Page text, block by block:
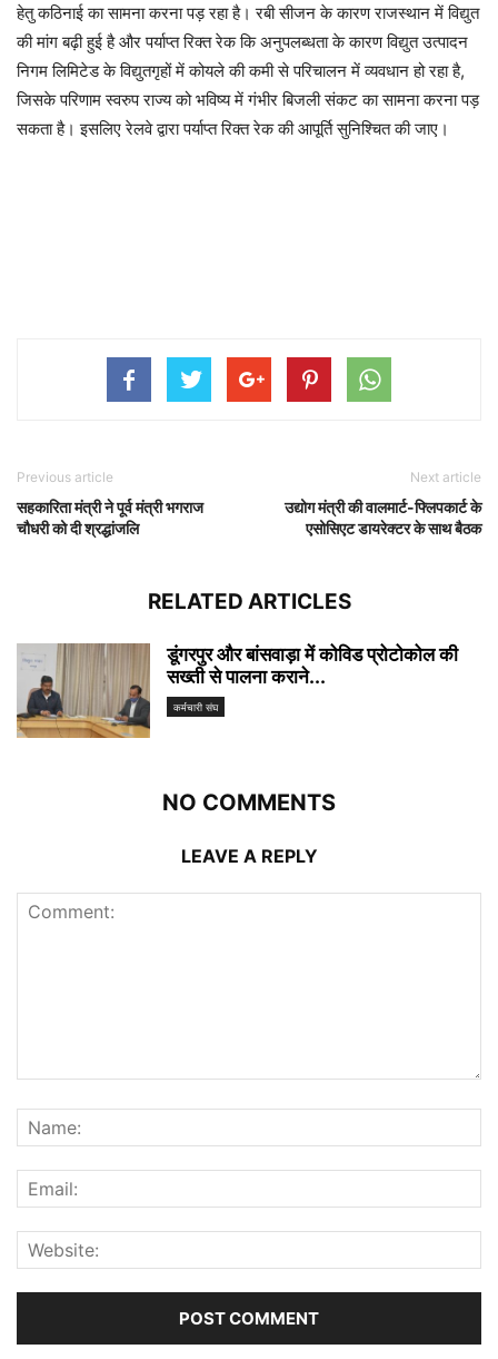
हेतु कठिनाई का सामना करना पड़ रहा है। रबी सीजन के कारण राजस्थान में विद्युत
की मांग बढ़ी हुई है और पर्याप्त रिक्त रेक कि अनुपलब्धता के कारण विद्युत उत्पादन
निगम लिमिटेड के विद्युतगृहों में कोयले की कमी से परिचालन में व्यवधान हो रहा है,
जिसके परिणाम स्वरुप राज्य को भविष्य में गंभीर बिजली संकट का सामना करना पड़
सकता है। इसलिए रेलवे द्वारा पर्याप्त रिक्त रेक की आपूर्ति सुनिश्चित की जाए।
Previous article
सहकारिता मंत्री ने पूर्व मंत्री भगराज
चौधरी को दी श्रद्धांजलि
Next article
उद्योग मंत्री की वालमार्ट-फ्लिपकार्ट के
एसोसिएट डायरेक्टर के साथ बैठक
RELATED ARTICLES
डूंगरपुर और बांसवाड़ा में कोविड प्रोटोकोल की
सख्ती से पालना कराने...
कर्मचारी संघ
NO COMMENTS
LEAVE A REPLY